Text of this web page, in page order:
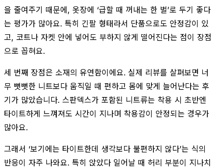
을 줄여주기 때문에, 옷장에 ‘급할 때 꺼내는 한 벌’로 두기 좋다
는 평가가 많아요. 특히 긴팔 형태라서 단품으로도 안정감이 있
고, 코트나 자켓 안에 넣어도 부하지 않게 떨어진다는 점이 장점
으로 꼽혀요.
세 번째 장점은 소재의 유연함이에요. 실제 리뷰를 살펴보면 너
무 뻣뻣한 니트보다 움직일 때 편하고 몸에 맞게 늘어난다는 후
기가 많았습니다. 스판덱스가 포함된 니트류는 착용 시 초반엔
타이트하게 느껴져도 시간이 지나며 착용감이 안정되는 경우가
많아요.
그래서 ‘보기에는 타이트한데 생각보다 불편하지 않다’는 식의
반응이 자주 나와요. 특히 앉았다 일어날 때 허리 부분이 지나치